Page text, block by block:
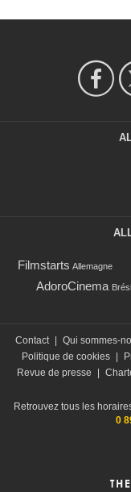
Filmstarts Allemagne
AdoroCinema Brésil
Contact Qui sommes-
Politique de cookies
Revue de presse
Retrouvez tous les
0